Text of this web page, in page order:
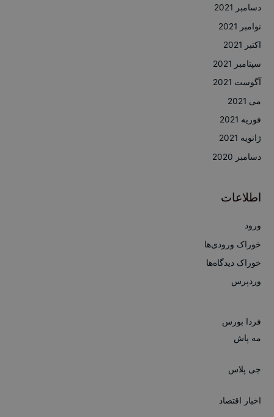
دسامبر 2021
نوامبر 2021
اکتبر 2021
سپتامبر 2021
آگوست 2021
می 2021
فوریه 2021
ژانویه 2021
دسامبر 2020
اطلاعات
ورود
خوراک ورودی‌ها
خوراک دیدگاه‌ها
وردپرس
فردا بورس
مه پاش
جی پلاس
اخبار اقتصاد